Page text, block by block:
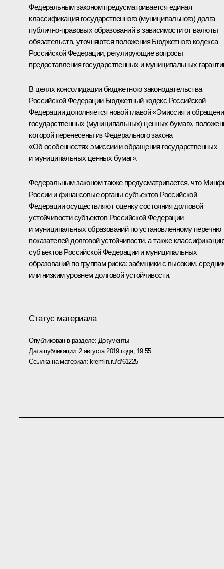
Федеральным законом предусматривается единая
классификация государственного (муниципального) долга
публично-правовых образований в зависимости от валюты
обязательств, уточняются положения Бюджетного кодекса
Российской Федерации, регулирующие вопросы
предоставления государственных и муниципальных
В целях консолидации бюджетного законодательства
Российской Федерации Бюджетный кодекс Российской
Федерации дополняется новой главой «Эмиссия и
государственных (муниципальных) ценных бумаг»,
которой перенесены из Федерального закона
«Об особенностях эмиссии и обращения государственных
и муниципальных ценных бумаг».
Федеральным законом также предусматривается, что
России и финансовые органы субъектов Российской
Федерации осуществляют оценку состояния долговой
устойчивости субъектов Российской Федерации
и муниципальных образований по установленному перечню
показателей долговой устойчивости, а также
субъектов Российской Федерации и муниципальных
образований по группам риска: заёмщики с высоким,
или низким уровнем долговой устойчивости.
Статус материала
Опубликован в разделе: Документы
Дата публикации: 2 августа 2019 года, 19:55
Ссылка на материал: kremlin.ru/d/61225